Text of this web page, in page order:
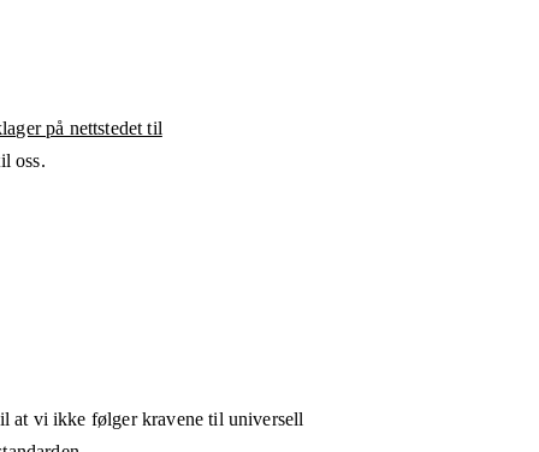
på nettstedet til
oss.
at vi ikke følger kravene til universell